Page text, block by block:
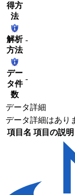
得方
法
解析
方法
-
デー
タ件
数
-
データ詳細
データ詳細はあり
項目名 項目の説明